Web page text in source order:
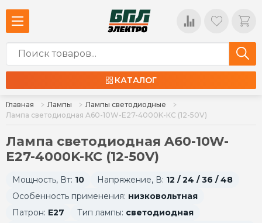
КАТАЛОГ
Главная Лампы
Лампы светодиодные
Лампа светодиодная A60-10W-E27-4000K-КС (12-50V)
Лампа светодиодная A60-10W-
E27-4000K-КС (12-50V)
Мощность, Вт: 10 Напряжение, В: 12 / 24 / 36 / 48
Особенность применения: низковольтная
Патрон: E27 Тип лампы: светодиодная